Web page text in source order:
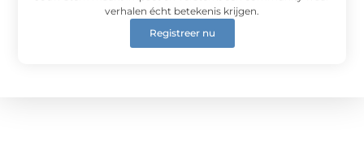
verhalen écht betekenis krijgen.
Registreer nu